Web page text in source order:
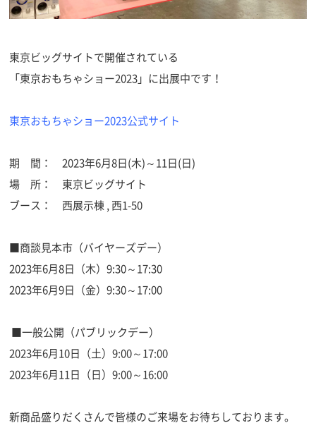
東京ビッグサイトで開催されている
「東京おもちゃショー2023」に出展中です！
東京おもちゃショー2023公式サイト
期 間： 2023年6月8日(木)～11日(日)
場 所： 東京ビッグサイト
ブース： 西展示棟 , 西1-50
■商談見本市（バイヤーズデー）
2023年6月8日（木）9:30～17:30
2023年6月9日（金）9:30～17:00
■一般公開（パブリックデー）
2023年6月10日（土）9:00～17:00
2023年6月11日（日）9:00～16:00
新商品盛りだくさんで皆様のご来場をお待ちしております。